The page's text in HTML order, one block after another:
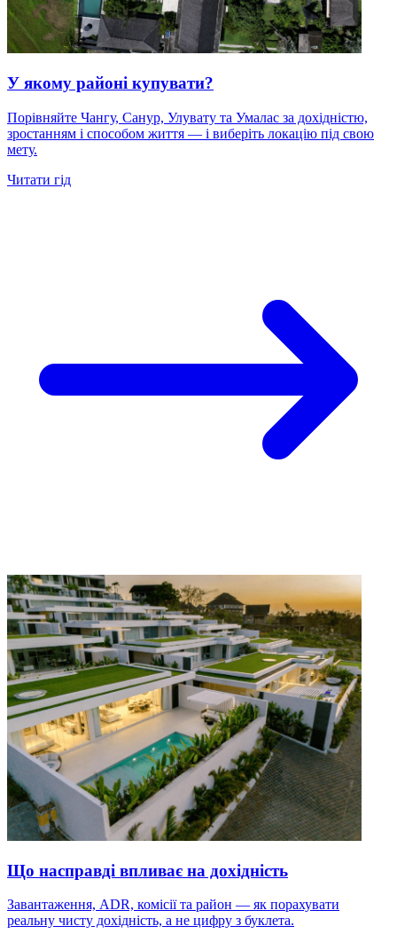
У якому районі купувати?
Порівняйте Чангу, Санур, Улувату та Умалас за дохідністю,
зростанням і способом життя — і виберіть локацію під свою
мету.
Читати гід
Що насправді впливає на дохідність
Завантаження, ADR, комісії та район — як порахувати
реальну чисту дохідність, а не цифру з буклета.